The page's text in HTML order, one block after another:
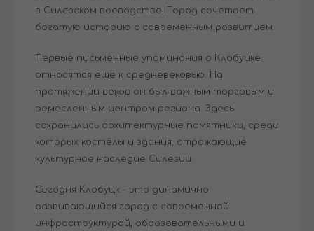
в Силезском воеводстве. Город сочетает
богатую историю с современным развитием.
Первые письменные упоминания о Клобуцке
относятся ещё к средневековью. На
протяжении веков он был важным торговым и
ремесленным центром региона. Здесь
сохранились архитектурные памятники, среди
которых костёлы и здания, отражающие
культурное наследие Силезии.
Сегодня Клобуцк - это динамично
развивающийся город с современной
инфраструктурой, образовательными и